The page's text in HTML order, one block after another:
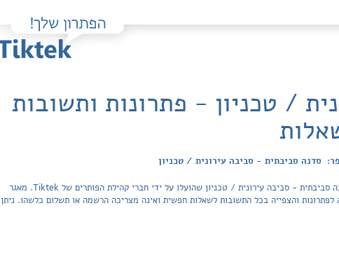
/ טכניון - פתרונות ותשובות
סדנה סביבתית - סביבה עירונית / טכניון
פה תוכלו למצוא בקלות ובחינם פתרונות מלאים ותשובות מפורטות לשאלות מהספר סדנה סביבתית - סביבה עירונית / טכניון שהועלו על ידי חברי קהילת הפותרים של Tiktek. מאגר
ובתי הספר בישראל ב-47 מקצועות לימוד. הגישה לפתרונות והצפייה בכל התשובות לשאלות חפשית ואינה מצריכה הרשמה או תשלום כלשהו. ניתן